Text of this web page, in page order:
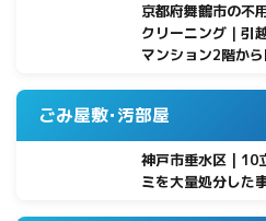
京都府舞鶴市の不
クリーニング｜引
マンション2階か
ごみ屋敷･汚部屋
神戸市垂水区 | 10
ミを大量処分した